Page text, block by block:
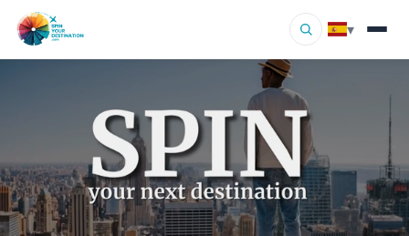
▾
Explorar por interés
Cómo funciona
Sobre nosotros